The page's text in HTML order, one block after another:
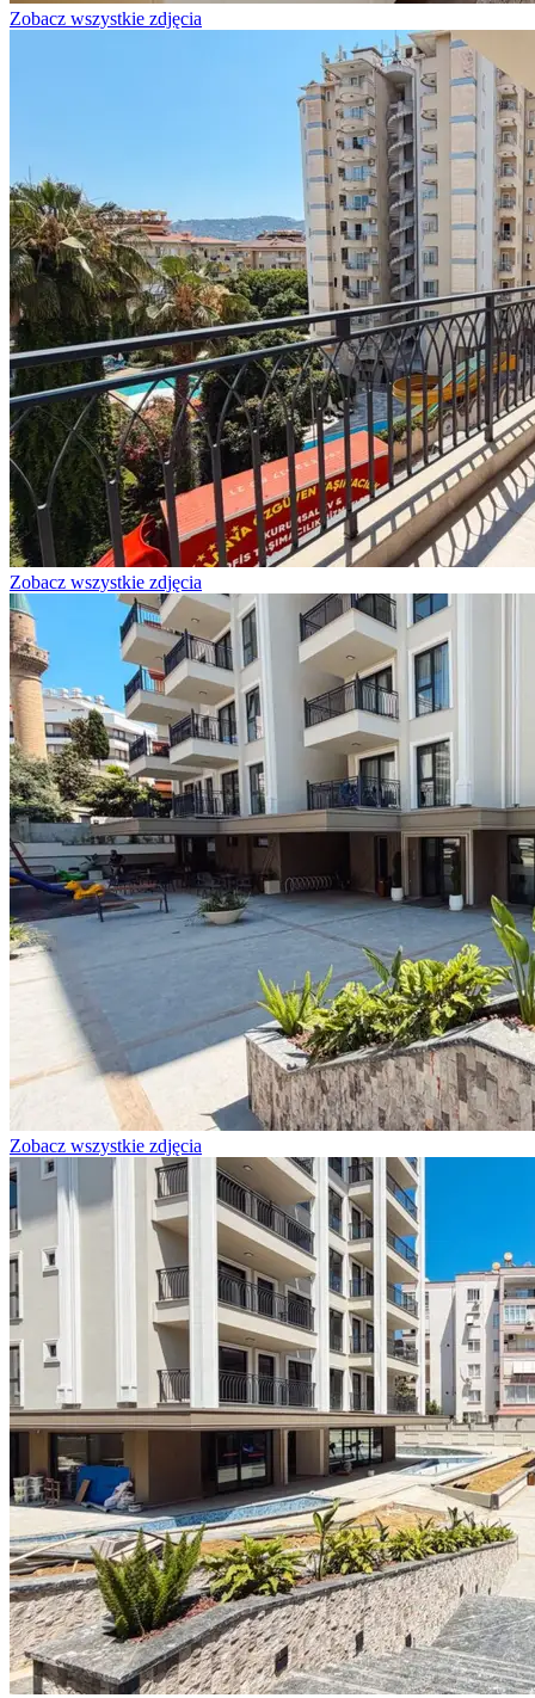
Zobacz wszystkie zdjęcia
Zobacz wszystkie zdjęcia
Zobacz wszystkie zdjęcia